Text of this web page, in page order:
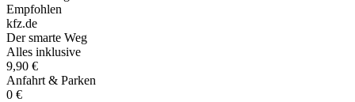
Empfohlen
kfz.de
Der smarte Weg
Alles inklusive
9,90 €
Anfahrt & Parken
0 €